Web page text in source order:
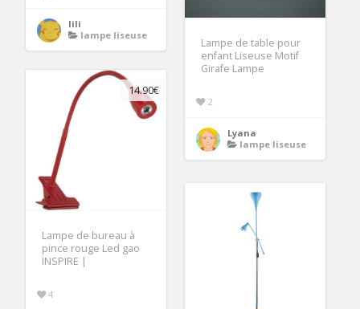
lili
lampe liseuse
Lampe de table pour
enfant Liseuse Motif
Girafe Lampe
2
Lyana
lampe liseuse
14.90€
Lampe de bureau à
pince rouge Led gao
INSPIRE |
4